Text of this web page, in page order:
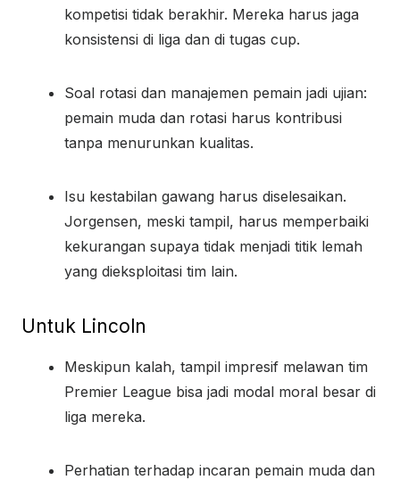
kompetisi tidak berakhir. Mereka harus jaga
konsistensi di liga dan di tugas cup.
Soal rotasi dan manajemen pemain jadi ujian:
pemain muda dan rotasi harus kontribusi
tanpa menurunkan kualitas.
Isu kestabilan gawang harus diselesaikan.
Jorgensen, meski tampil, harus memperbaiki
kekurangan supaya tidak menjadi titik lemah
yang dieksploitasi tim lain.
Untuk Lincoln
Meskipun kalah, tampil impresif melawan tim
Premier League bisa jadi modal moral besar di
liga mereka.
Perhatian terhadap incaran pemain muda dan